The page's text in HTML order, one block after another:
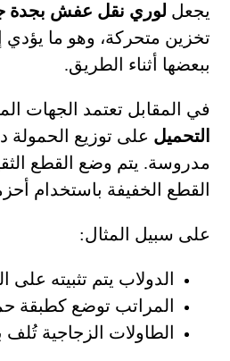
يجعل لوري نقل عفش بجدة
تخزين متحركة، وهو ما يؤدي
ببعضها أثناء الطريق.
في المقابل تعتمد الجهات
التحميل على توزيع الحمولة
مدروسة. يتم وضع القطع
القطع الخفيفة باستخدام
على سبيل المثال:
الدولاب يتم تثبيته على
المراتب توضع كطبقة
الطاولات الزجاجية